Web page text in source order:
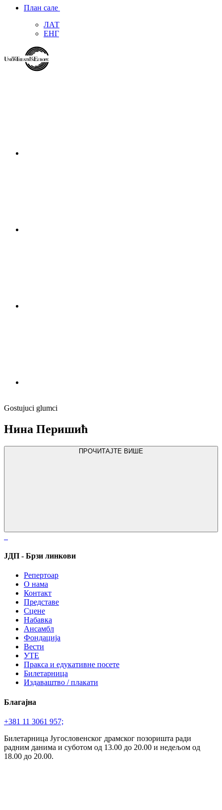
План сале
ЛАТ
ЕНГ
Gostujuci glumci
Нина Перишић
ПРОЧИТАЈТЕ ВИШЕ
ЈДП - Брзи линкови
Репертоар
О нама
Контакт
Представе
Сцене
Набавка
Ансамбл
Фондација
Вести
УТЕ
Пракса и едукативне посете
Билетарница
Издаваштво / плакати
Благајна
+381 11 3061 957;
Билетарница Југословенског драмског позоришта ради
радним данима и суботом од 13.00 до 20.00 и недељом од
18.00 до 20.00.